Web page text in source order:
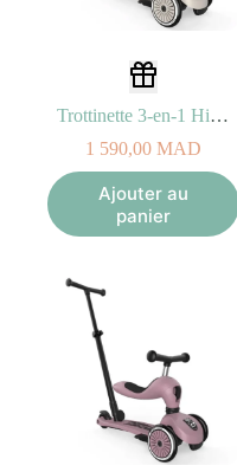
Trottinette 3-en-1 Highwaykick 1 Push and Go – Ash
1 590,00 MAD
Ajouter au
panier